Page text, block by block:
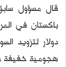
قال مسؤول